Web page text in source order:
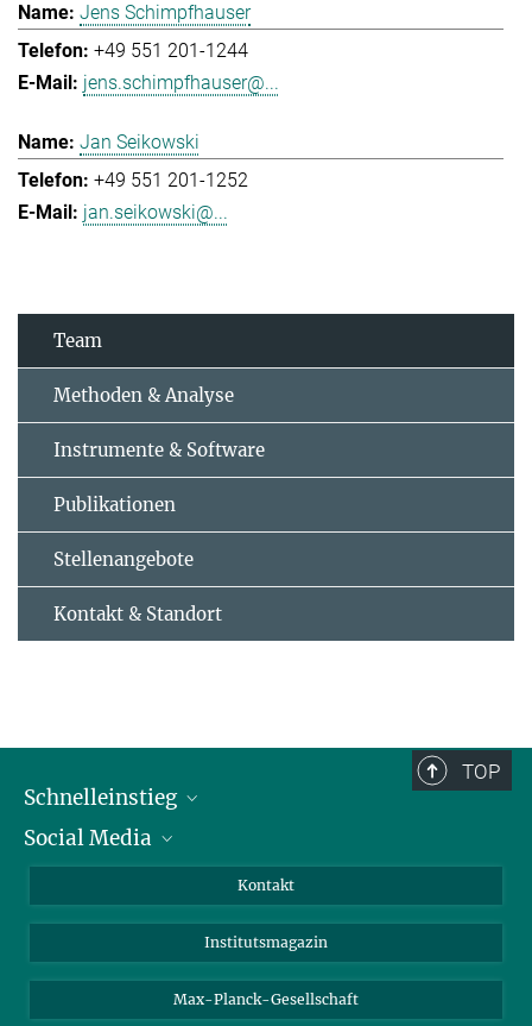
Jens Schimpfhauser
+49 551 201-1244
jens.schimpfhauser@...
Jan Seikowski
+49 551 201-1252
jan.seikowski@...
Team
Methoden & Analyse
Instrumente & Software
Publikationen
Stellenangebote
Kontakt & Standort
TOP
Schnelleinstieg
Alumni
Social Media
Facebook
Kontakt
Institutsmagazin
Max-Planck-Gesellschaft